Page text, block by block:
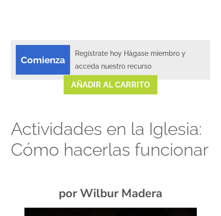
Comienza
Regístrate hoy Hágase miembro y
acceda nuestro recurso
AÑADIR AL CARRITO
Actividades en la Iglesia:
Cómo hacerlas funcionar
por Wilbur Madera